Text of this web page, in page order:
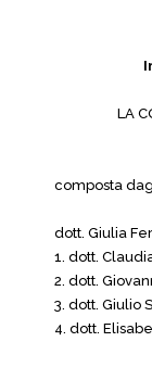
LA
composta
dott. Giulia
1. dott.
2. dott.
3. dott. Giulio
4. dott.